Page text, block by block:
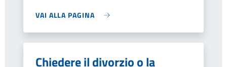
VAI ALLA PAGINA
Chiedere il divorzio o la